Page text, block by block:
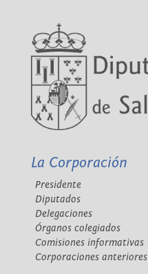
La Corporación
Presidente
Diputados
Delegaciones
Órganos colegiados
Comisiones informativas
Corporaciones anteriores